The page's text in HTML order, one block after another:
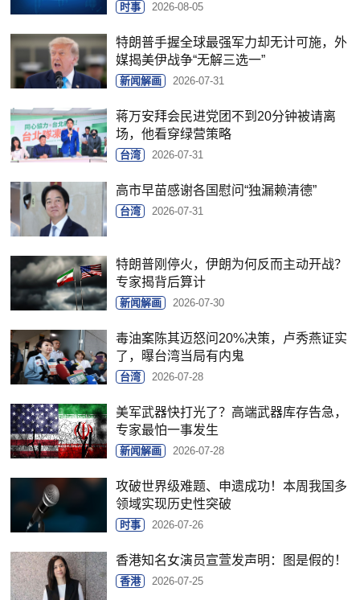
时事 2026-08-05
特朗普手握全球最强军力却无计可施，外
媒揭美伊战争“无解三选一”
新闻解画 2026-07-31
蒋万安拜会民进党团不到20分钟被请离
场，他看穿绿营策略
台湾 2026-07-31
高市早苗感谢各国慰问“独漏赖清德”
台湾 2026-07-31
特朗普刚停火，伊朗为何反而主动开战？
专家揭背后算计
新闻解画 2026-07-30
毒油案陈其迈怒问20%决策，卢秀燕证实
了，曝台湾当局有内鬼
台湾 2026-07-28
美军武器快打光了？高端武器库存告急，
专家最怕一事发生
新闻解画 2026-07-28
攻破世界级难题、申遗成功！本周我国多
领域实现历史性突破
时事 2026-07-26
香港知名女演员宣萱发声明：图是假的！
香港 2026-07-25